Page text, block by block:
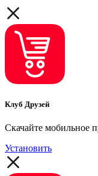
Клуб Друзей
Скачайте мобильное
Установить